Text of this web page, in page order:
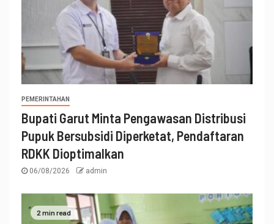
PEMERINTAHAN
Bupati Garut Minta Pengawasan Distribusi
Pupuk Bersubsidi Diperketat, Pendaftaran
RDKK Dioptimalkan
06/08/2026 admin
2 min read